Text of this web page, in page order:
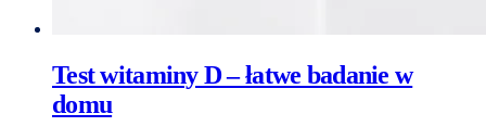
Test witaminy D – łatwe badanie w
domu